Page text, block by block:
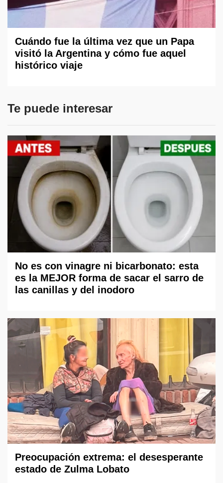
Cuándo fue la última vez que un Papa
visitó la Argentina y cómo fue aquel
histórico viaje
Te puede interesar
No es con vinagre ni bicarbonato: esta
es la MEJOR forma de sacar el sarro de
las canillas y del inodoro
Preocupación extrema: el desesperante
estado de Zulma Lobato